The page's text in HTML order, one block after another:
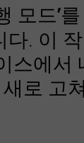
모드’를
다. 이
스에서
로 고